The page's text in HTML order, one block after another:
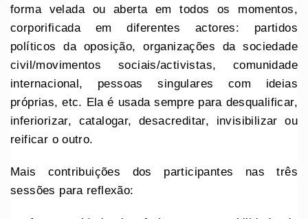
forma velada ou aberta em todos os momentos,
corporificada em diferentes actores: partidos
políticos da oposição, organizações da sociedade
civil/movimentos sociais/activistas, comunidade
internacional, pessoas singulares com ideias
próprias, etc. Ela é usada sempre para desqualificar,
inferiorizar, catalogar, desacreditar, invisibilizar ou
reificar o outro.
Mais contribuições dos participantes nas três
sessões para reflexão: